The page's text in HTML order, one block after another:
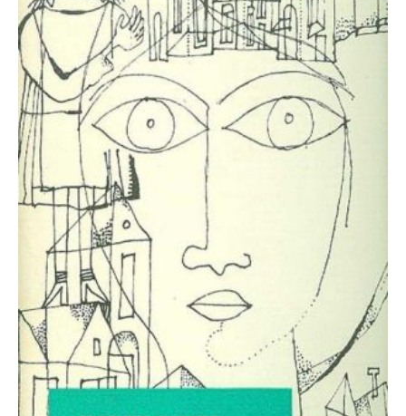
fordul
egyet